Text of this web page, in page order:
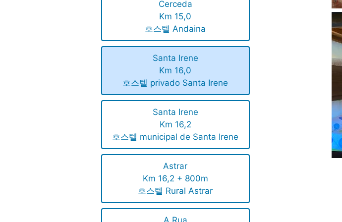
Cerceda
Km 15,0
호스텔 Andaina
Santa Irene
Km 16,0
호스텔 privado Santa Irene
Santa Irene
Km 16,2
호스텔 municipal de Santa Irene
Astrar
Km 16,2 + 800m
호스텔 Rural Astrar